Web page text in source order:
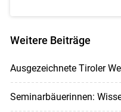
Weitere Beiträge
Ausgezeichnete Tiroler
Seminarbäuerinnen: